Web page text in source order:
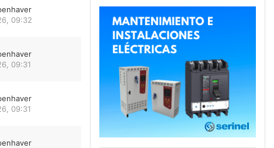
09:32
09:31
09:31